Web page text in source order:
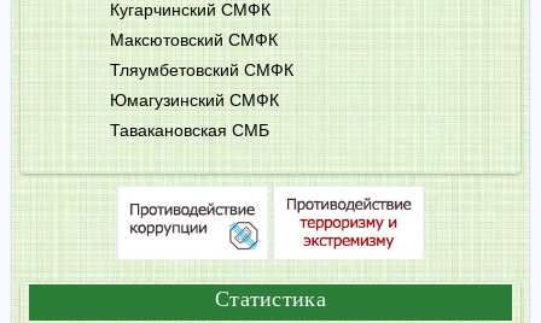
Кугарчинский СМФК
Максютовский СМФК
Тляумбетовский СМФК
Юмагузинский СМФК
Тавакановская СМБ
Статистика